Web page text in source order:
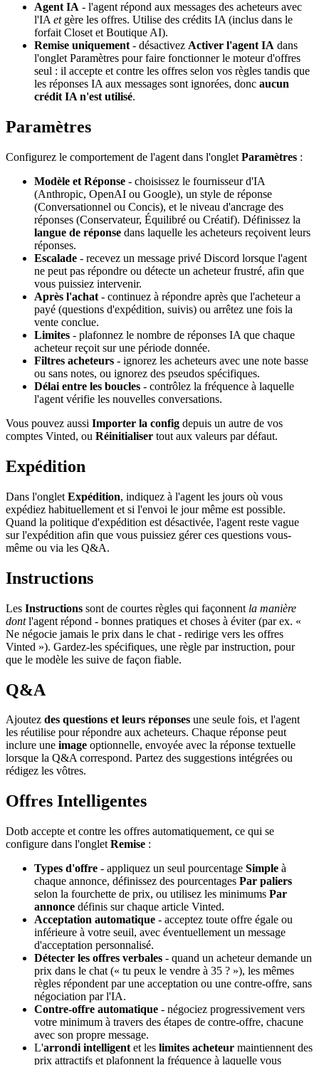
Agent IA - l'agent répond aux messages des acheteurs avec
l'IA etgère les offres. Utilise des crédits IA (inclus dans le
forfait Closet et Boutique AI).
Remise uniquement - désactivez Activer l'agent IA dans
l'onglet Paramètres pour faire fonctionner le moteur d'offres
seul : il accepte et contre les offres selon vos règles tandis que
les réponses IA aux messages sont ignorées, donc aucun
crédit IA n'est utilisé.
Paramètres
Configurez le comportement de l'agent dans l'onglet Paramètres :
Modèle et Réponse - choisissez le fournisseur d'IA
(Anthropic, OpenAI ou Google), un style de réponse
(Conversationnel ou Concis), et le niveau d'ancrage des
réponses (Conservateur, Équilibré ou Créatif). Définissez la
langue de réponse dans laquelle les acheteurs reçoivent leurs
réponses.
Escalade - recevez un message privé Discord lorsque l'agent
ne peut pas répondre ou détecte un acheteur frustré, afin que
vous puissiez intervenir.
Après l'achat - continuez à répondre après que l'acheteur a
payé (questions d'expédition, suivis) ou arrêtez une fois la
vente conclue.
Limites - plafonnez le nombre de réponses IA que chaque
acheteur reçoit sur une période donnée.
Filtres acheteurs - ignorez les acheteurs avec une note basse
ou sans notes, ou ignorez des pseudos spécifiques.
Délai entre les boucles - contrôlez la fréquence à laquelle
l'agent vérifie les nouvelles conversations.
Vous pouvez aussi Importer la config depuis un autre de vos
comptes Vinted, ou Réinitialiser tout aux valeurs par défaut.
Expédition
Dans l'onglet Expédition, indiquez à l'agent les jours où vous
expédiez habituellement et si l'envoi le jour même est possible.
Quand la politique d'expédition est désactivée, l'agent reste vague
sur l'expédition afin que vous puissiez gérer ces questions vous-
même ou via les Q&A.
Instructions
Les Instructions sont de courtes règles qui façonnent la manière
dontl'agent répond - bonnes pratiques et choses à éviter (par ex. «
Ne négocie jamais le prix dans le chat - redirige vers les offres
Vinted »). Gardez-les spécifiques, une règle par instruction, pour
que le modèle les suive de façon fiable.
Q&A
Ajoutez des questions et leurs réponses une seule fois, et l'agent
les réutilise pour répondre aux acheteurs. Chaque réponse peut
inclure une image optionnelle, envoyée avec la réponse textuelle
lorsque la Q&A correspond. Partez des suggestions intégrées ou
rédigez les vôtres.
Offres Intelligentes
Dotb accepte et contre les offres automatiquement, ce qui se
configure dans l'onglet Remise :
Types d'offre - appliquez un seul pourcentage Simple à
chaque annonce, définissez des pourcentages Par paliers
selon la fourchette de prix, ou utilisez les minimums Par
annonce définis sur chaque article Vinted.
Acceptation automatique - acceptez toute offre égale ou
inférieure à votre seuil, avec éventuellement un message
d'acceptation personnalisé.
Détecter les offres verbales - quand un acheteur demande un
prix dans le chat (« tu peux le vendre à 35 ? »), les mêmes
règles répondent par une acceptation ou une contre-offre, sans
négociation par l'IA.
Contre-offre automatique - négociez progressivement vers
votre minimum à travers des étapes de contre-offre, chacune
avec son propre message.
L'arrondi intelligent et les limites acheteur maintiennent des
prix attractifs et plafonnent la fréquence à laquelle vous